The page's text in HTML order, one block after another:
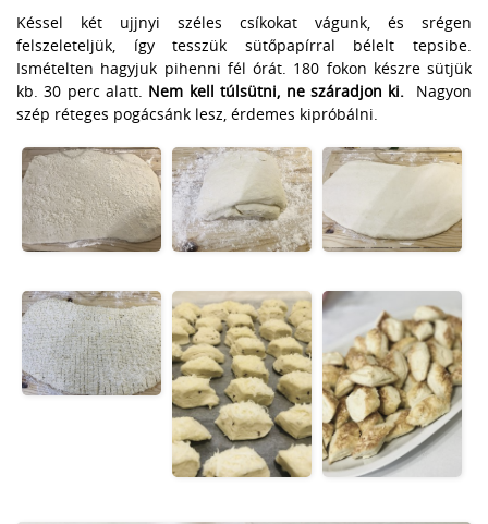
Késsel két ujjnyi széles csíkokat vágunk, és srégen
felszeleteljük, így tesszük sütőpapírral bélelt tepsibe.
Ismételten hagyjuk pihenni fél órát. 180 fokon készre sütjük
kb. 30 perc alatt. Nem kell túlsütni, ne száradjon ki. Nagyon
szép réteges pogácsánk lesz, érdemes kipróbálni.